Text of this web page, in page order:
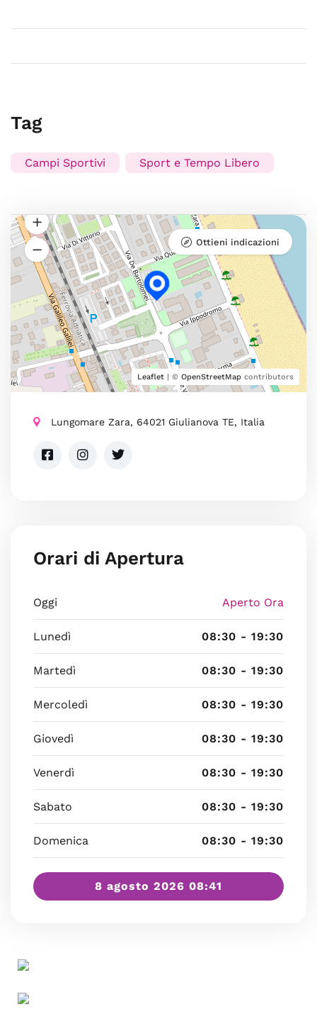
Tag
Campi Sportivi Sport e Tempo Libero
Leaflet | © OpenStreetMap contributors
Ottieni indicazioni
Lungomare Zara, 64021 Giulianova TE, Italia
Orari di Apertura
Oggi Aperto Ora
Lunedì 08:30 - 19:30
Martedì 08:30 - 19:30
Mercoledì 08:30 - 19:30
Giovedì 08:30 - 19:30
Venerdì 08:30 - 19:30
Sabato 08:30 - 19:30
Domenica 08:30 - 19:30
8 agosto 2026 08:41